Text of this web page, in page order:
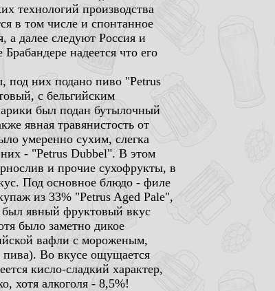
технологий производства
в том числе и спонтанное
далее следуют Россия и
надеется что его
под них подано пиво "Petrus
с бельгийским
был подан бутылочный
явная травянистость от
умеренно сухим, слегка
- "Petrus Dubbel". В этом
и прочие сухофрукты, в
Под основное блюдо - филе
из 33% "Petrus Aged Pale",
был явный фруктовый вкус
было заметно дикое
вафли с мороженым,
пива). Во вкусе ощущается
кисло-сладкий характер,
хотя алкоголя - 8,5%!